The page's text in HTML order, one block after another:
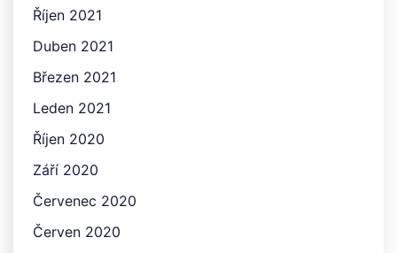
Říjen 2021
Duben 2021
Březen 2021
Leden 2021
Říjen 2020
Září 2020
Červenec 2020
Červen 2020